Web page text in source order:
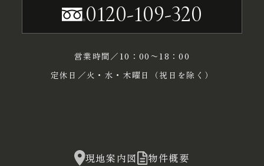
0120-109-320
営業時間／10：00〜18：00
定休日／火・水・木曜日（祝日を除く）
現地案内図 物件概要